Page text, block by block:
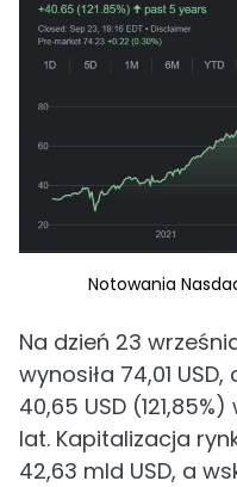
Notowania
Na dzień 23
wynosiła 74,01
40,65 USD
lat. Kapitalizacja
42,63 mld USD, a